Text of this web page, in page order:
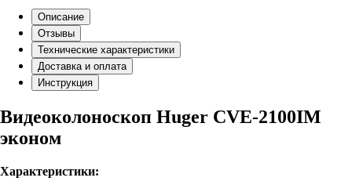
Описание
Отзывы
Технические характеристики
Доставка и оплата
Инструкция
Видеоколоноскоп Huger CVE-2100IM
эконом
Характеристики: